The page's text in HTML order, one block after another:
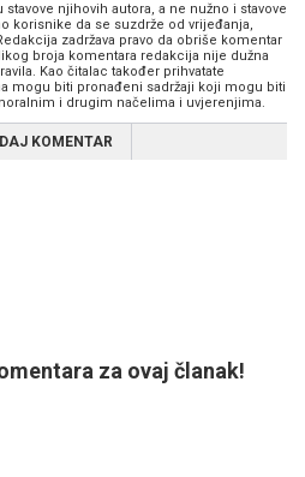
stavove njihovih autora, a ne nužno i stavove
korisnike da se suzdrže od vrijeđanja,
zadržava pravo da obriše komentar
broja komentara redakcija nije dužna
Kao čitalac također prihvatate
mogu biti pronađeni sadržaji koji mogu biti
i drugim načelima i uvjerenjima.
KOMENTAR
za ovaj članak!